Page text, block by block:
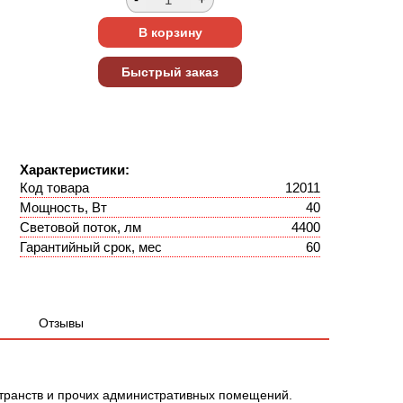
Характеристики:
Код товара
12011
Мощность, Вт
40
Световой поток, лм
4400
Гарантийный срок, мес
60
Отзывы
и прочих административных помещений.